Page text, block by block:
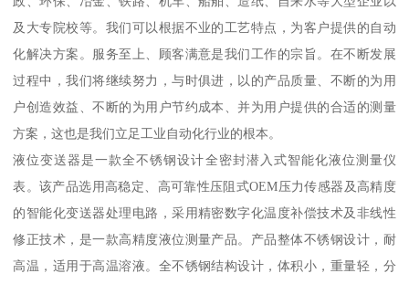
及大专院校等。我们可以根据不业的工艺特点，为客户提供的自动
化解决方案。服务至上、顾客满意是我们工作的宗旨。在不断发展
过程中，我们将继续努力，与时俱进，以的产品质量、不断的为用
户创造效益、不断的为用户节约成本、并为用户提供的合适的测量
方案，这也是我们立足工业自动化行业的根本。
液位变送器是一款全不锈钢设计全密封潜入式智能化液位测量仪
表。该产品选用高稳定、高可靠性压阻式OEM压力传感器及高精度
的智能化变送器处理电路，采用精密数字化温度补偿技术及非线性
修正技术，是一款高精度液位测量产品。产品整体不锈钢设计，耐
高温，适用于高温溶液。全不锈钢结构设计，体积小，重量轻，分